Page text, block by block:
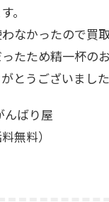
。
なかったので買
たため精一杯の
とうございました
んばり屋
無料）